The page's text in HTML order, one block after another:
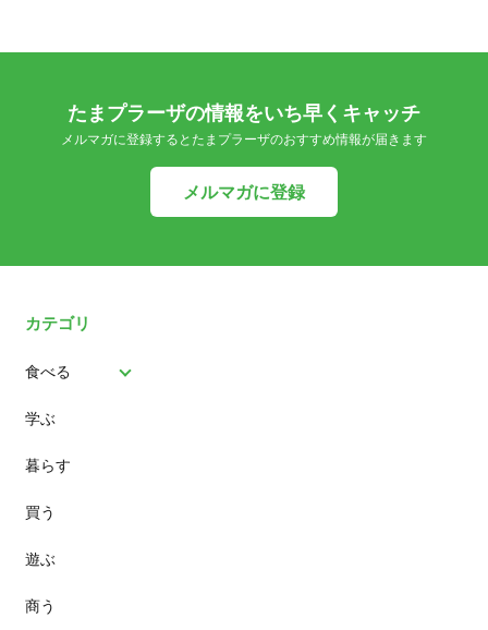
たまプラーザの情報をいち早くキャッチ
メルマガに登録するとたまプラーザのおすすめ情報が届きます
メルマガに登録
カテゴリ
食べる
パン
スイーツ
ランチ
カフェ
学ぶ
暮らす
買う
遊ぶ
商う